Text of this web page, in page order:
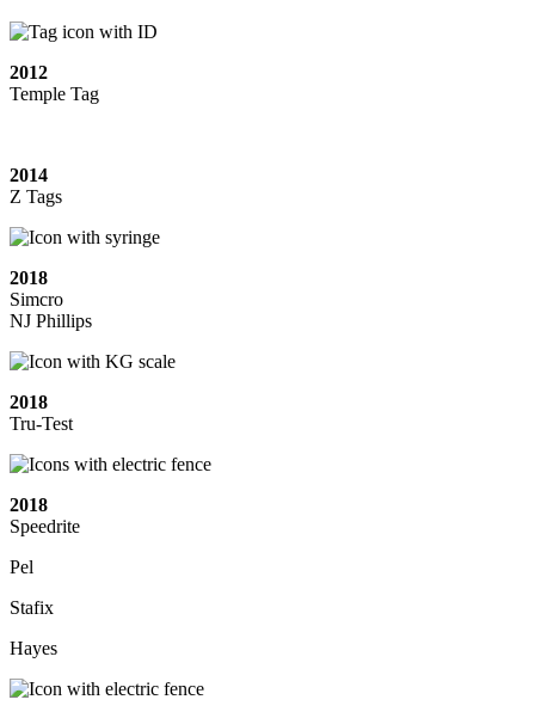
2012
Temple Tag
2014
Z Tags
2018
Simcro
NJ Phillips
2018
Tru-Test
2018
Speedrite
Pel
Stafix
Hayes